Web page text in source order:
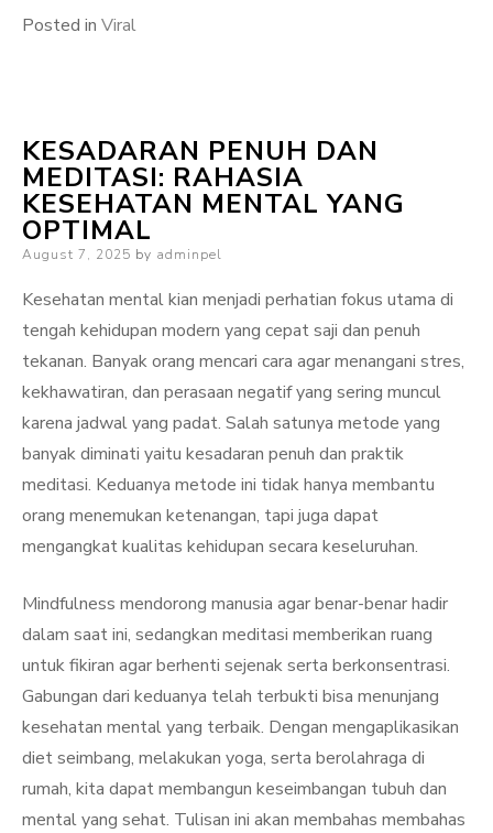
Posted in Viral
KESADARAN PENUH DAN
MEDITASI: RAHASIA
KESEHATAN MENTAL YANG
OPTIMAL
Posted
August 7, 2025 by adminpel
Kesehatan mental kian menjadi perhatian fokus utama di
tengah kehidupan modern yang cepat saji dan penuh
tekanan. Banyak orang mencari cara agar menangani stres,
kekhawatiran, dan perasaan negatif yang sering muncul
karena jadwal yang padat. Salah satunya metode yang
banyak diminati yaitu kesadaran penuh dan praktik
meditasi. Keduanya metode ini tidak hanya membantu
orang menemukan ketenangan, tapi juga dapat
mengangkat kualitas kehidupan secara keseluruhan.
Mindfulness mendorong manusia agar benar-benar hadir
dalam saat ini, sedangkan meditasi memberikan ruang
untuk fikiran agar berhenti sejenak serta berkonsentrasi.
Gabungan dari keduanya telah terbukti bisa menunjang
kesehatan mental yang terbaik. Dengan mengaplikasikan
diet seimbang, melakukan yoga, serta berolahraga di
rumah, kita dapat membangun keseimbangan tubuh dan
mental yang sehat. Tulisan ini akan membahas membahas